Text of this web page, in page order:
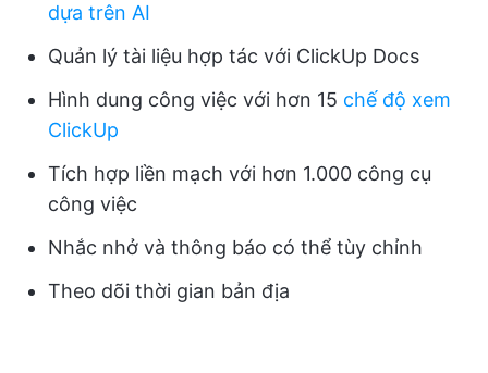
dựa trên AI
Quản lý tài liệu hợp tác với ClickUp Docs
Hình dung công việc với hơn 15 chế độ xem
ClickUp
Tích hợp liền mạch với hơn 1.000 công cụ
công việc
Nhắc nhở và thông báo có thể tùy chỉnh
Theo dõi thời gian bản địa